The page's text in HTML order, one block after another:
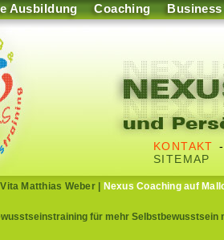
Ausbildung Coaching Business
KONTAKT
SITEMAP
Vita Matthias Weber| Nexus Coaching auf
für mehr Selbstbewusstsein